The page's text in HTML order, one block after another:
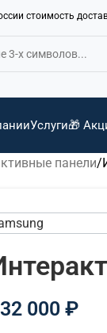
стоимость
Услуги🎁
панели
000 ₽